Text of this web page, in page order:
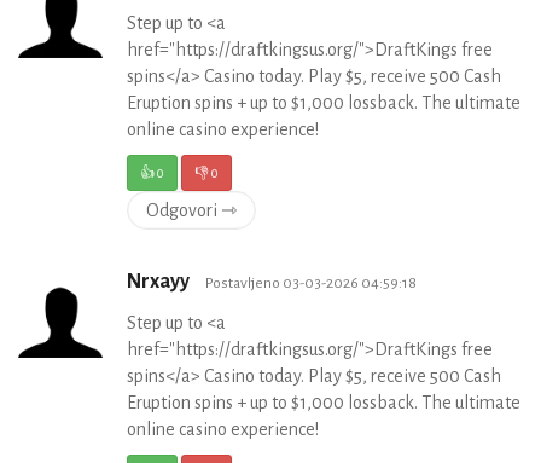
Step up to <a
href="https://draftkingsus.org/">DraftKings free
spins</a> Casino today. Play $5, receive 500 Cash
Eruption spins + up to $1,000 lossback. The ultimate
online casino experience!
👍0 👎0
Odgovori ⇾
Nrxayy Postavljeno 03-03-2026 04:59:18
Step up to <a
href="https://draftkingsus.org/">DraftKings free
spins</a> Casino today. Play $5, receive 500 Cash
Eruption spins + up to $1,000 lossback. The ultimate
online casino experience!